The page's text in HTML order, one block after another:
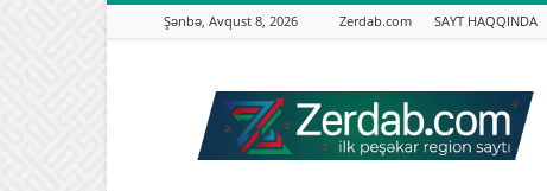
Şənbə, Avqust 8, 2026 Zerdab.com SAYT HAQQINDA